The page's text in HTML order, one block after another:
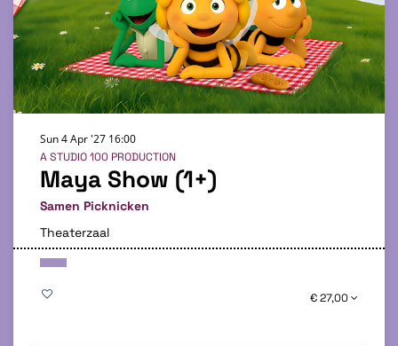
Maya Show (1+)
Samen Picknicken
A STUDIO 100 PRODUCTION
Sun 4 Apr '27 16:00
Theaterzaal
€ 27,00